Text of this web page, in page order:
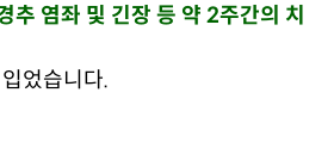
추 염좌 및 긴장 등 약 2주간의 치
었습니다.